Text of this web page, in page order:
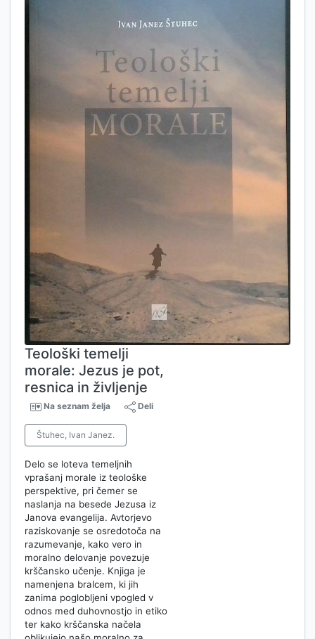
Teološki temelji
morale: Jezus je pot,
resnica in življenje
Na seznam želja Deli
Štuhec, Ivan Janez.
Delo se loteva temeljnih
vprašanj morale iz teološke
perspektive, pri čemer se
naslanja na besede Jezusa iz
Janova evangelija. Avtorjevo
raziskovanje se osredotoča na
razumevanje, kako vero in
moralno delovanje povezuje
krščansko učenje. Knjiga je
namenjena bralcem, ki jih
zanima poglobljeni vpogled v
odnos med duhovnostjo in etiko
ter kako krščanska načela